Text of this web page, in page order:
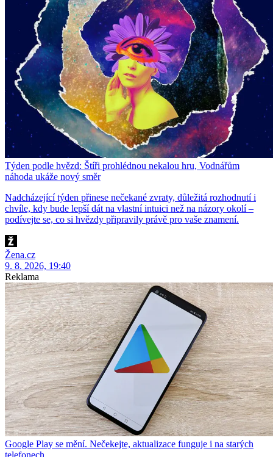
Týden podle hvězd: Štíři prohlédnou nekalou hru, Vodnářům
náhoda ukáže nový směr
Nadcházející týden přinese nečekané zvraty, důležitá rozhodnutí i
chvíle, kdy bude lepší dát na vlastní intuici než na názory okolí –
podívejte se, co si hvězdy připravily právě pro vaše znamení.
Žena.cz
9. 8. 2026, 19:40
Reklama
Google Play se mění. Nečekejte, aktualizace funguje i na starých
telefonech